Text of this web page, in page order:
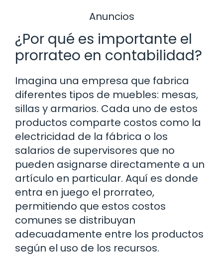
Anuncios
¿Por qué es importante el
prorrateo en contabilidad?
Imagina una empresa que fabrica
diferentes tipos de muebles: mesas,
sillas y armarios. Cada uno de estos
productos comparte costos como la
electricidad de la fábrica o los
salarios de supervisores que no
pueden asignarse directamente a un
artículo en particular. Aquí es donde
entra en juego el prorrateo,
permitiendo que estos costos
comunes se distribuyan
adecuadamente entre los productos
según el uso de los recursos.